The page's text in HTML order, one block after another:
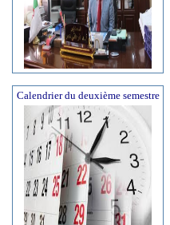
Calendrier du deuxième semestre